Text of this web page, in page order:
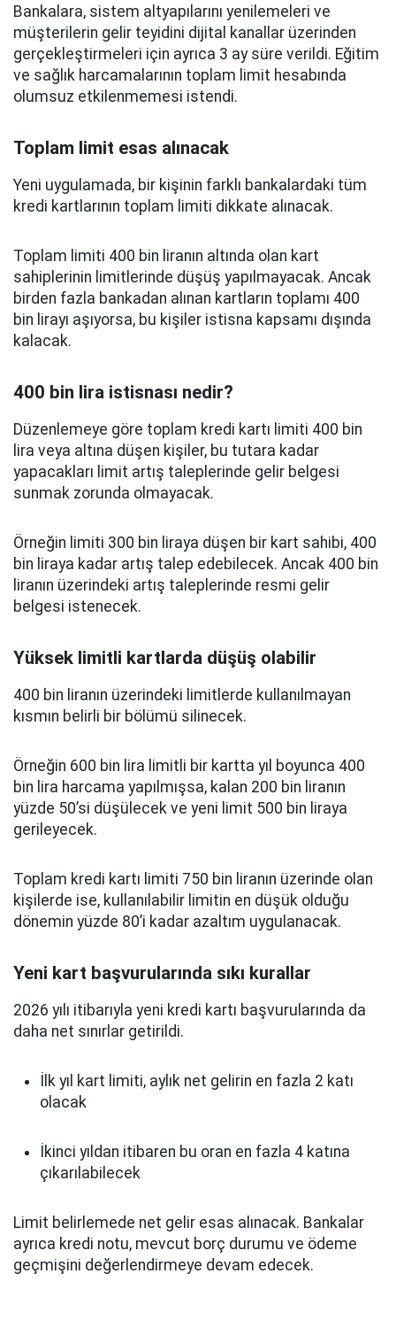
Bankalara, sistem altyapılarını yenilemeleri ve
müşterilerin gelir teyidini dijital kanallar üzerinden
gerçekleştirmeleri için ayrıca 3 ay süre verildi. Eğitim
ve sağlık harcamalarının toplam limit hesabında
olumsuz etkilenmemesi istendi.
Toplam limit esas alınacak
Yeni uygulamada, bir kişinin farklı bankalardaki tüm
kredi kartlarının toplam limiti dikkate alınacak.
Toplam limiti 400 bin liranın altında olan kart
sahiplerinin limitlerinde düşüş yapılmayacak. Ancak
birden fazla bankadan alınan kartların toplamı 400
bin lirayı aşıyorsa, bu kişiler istisna kapsamı dışında
kalacak.
400 bin lira istisnası nedir?
Düzenlemeye göre toplam kredi kartı limiti 400 bin
lira veya altına düşen kişiler, bu tutara kadar
yapacakları limit artış taleplerinde gelir belgesi
sunmak zorunda olmayacak.
Örneğin limiti 300 bin liraya düşen bir kart sahibi, 400
bin liraya kadar artış talep edebilecek. Ancak 400 bin
liranın üzerindeki artış taleplerinde resmi gelir
belgesi istenecek.
Yüksek limitli kartlarda düşüş olabilir
400 bin liranın üzerindeki limitlerde kullanılmayan
kısmın belirli bir bölümü silinecek.
Örneğin 600 bin lira limitli bir kartta yıl boyunca 400
bin lira harcama yapılmışsa, kalan 200 bin liranın
yüzde 50’si düşülecek ve yeni limit 500 bin liraya
gerileyecek.
Toplam kredi kartı limiti 750 bin liranın üzerinde olan
kişilerde ise, kullanılabilir limitin en düşük olduğu
dönemin yüzde 80’i kadar azaltım uygulanacak.
Yeni kart başvurularında sıkı kurallar
2026 yılı itibarıyla yeni kredi kartı başvurularında da
daha net sınırlar getirildi.
İlk yıl kart limiti, aylık net gelirin en fazla 2 katı
olacak
İkinci yıldan itibaren bu oran en fazla 4 katına
çıkarılabilecek
Limit belirlemede net gelir esas alınacak. Bankalar
ayrıca kredi notu, mevcut borç durumu ve ödeme
geçmişini değerlendirmeye devam edecek.